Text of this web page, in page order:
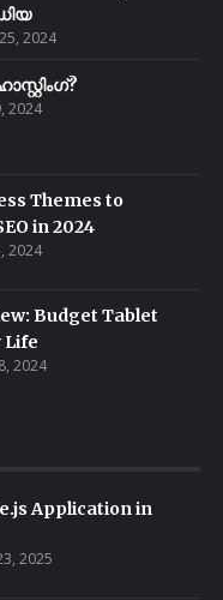
2024
2024
Themes to
in 2024
2024
Budget Tablet
Life
2024
Application in
2025